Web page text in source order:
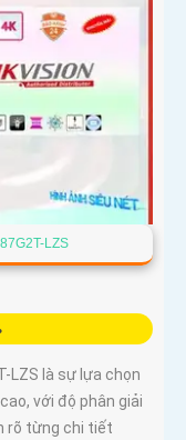
LZS
LZS là sự lựa chọn
với độ phân giải
rõ từng chi tiết